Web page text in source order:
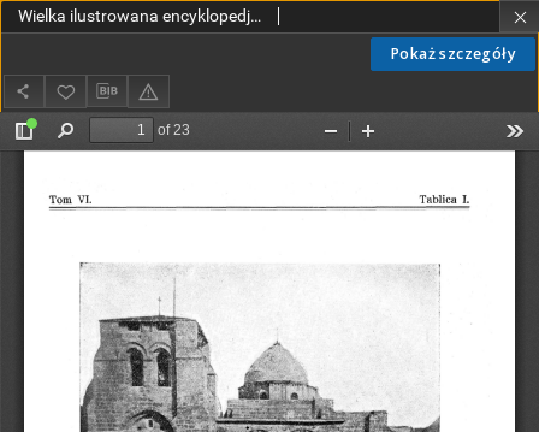
Pokaż szczegóły
Wielka ilustrowana encyklopedja powszechna T. 6, Grecki język - Izasław Tablice T6